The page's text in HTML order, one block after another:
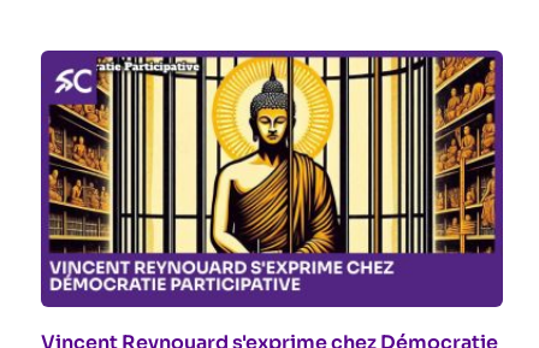
Vincent Reynouard s'exprime chez Démocratie